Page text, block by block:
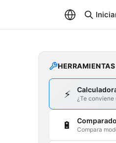
⚡ ¿Te
🔋 Compara